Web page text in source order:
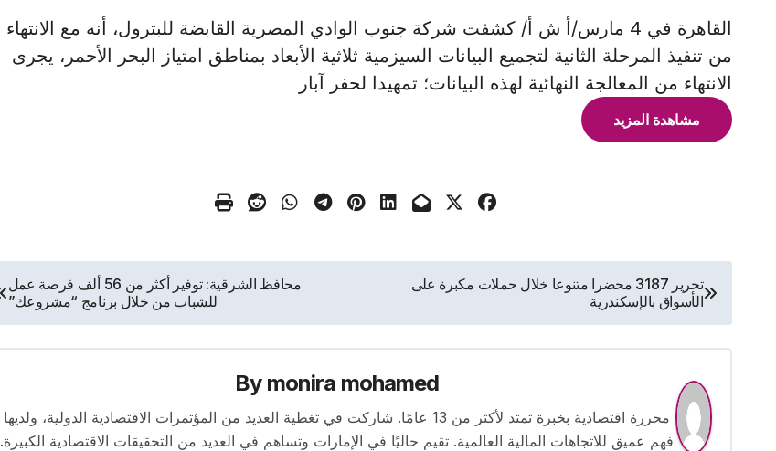
القاهرة في 4 مارس/أ ش أ/ كشفت شركة جنوب الوادي المصرية القابضة للبترول، أنه مع الانتهاء
من تنفيذ المرحلة الثانية لتجميع البيانات السيزمية ثلاثية الأبعاد بمناطق امتياز البحر الأحمر، يجرى
الانتهاء من المعالجة النهائية لهذه البيانات؛ تمهيدا لحفر آبار
مشاهدة المزيد
تصفّح
المقالات
تحرير 3187 محضرا متنوعا خلال حملات مكبرة على
الأسواق بالإسكندرية
محافظ الشرقية: توفير أكثر من 56 ألف فرصة عمل
للشباب من خلال برنامج “مشروعك”
By monira mohamed
محررة اقتصادية بخبرة تمتد لأكثر من 13 عامًا. شاركت في تغطية العديد من المؤتمرات الاقتصادية الدولية، ولديها
فهم عميق للاتجاهات المالية العالمية. تقيم حاليًا في الإمارات وتساهم في العديد من التحقيقات الاقتصادية الكبيرة.